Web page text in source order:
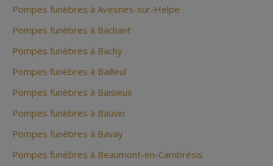
Pompes funèbres à Avesnes-sur-Helpe
Pompes funèbres à Bachant
Pompes funèbres à Bachy
Pompes funèbres à Bailleul
Pompes funèbres à Baisieux
Pompes funèbres à Bauvin
Pompes funèbres à Bavay
Pompes funèbres à Beaumont-en-Cambrésis